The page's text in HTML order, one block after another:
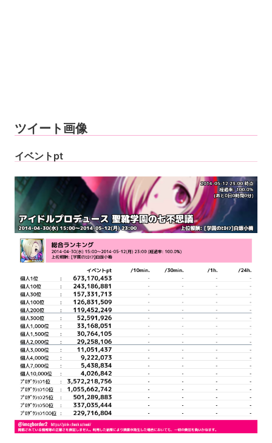
ツイート画像
イベントpt